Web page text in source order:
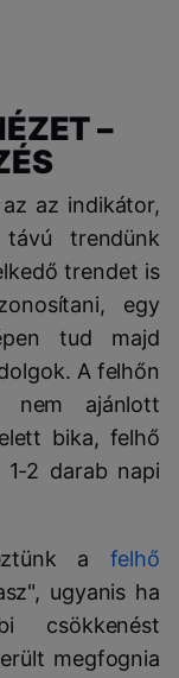
–
az indikátor,
trendünk
trendet is
egy
tud majd
A felhőn
nem ajánlott
bika, felhő
2 darab napi
a felhő
ugyanis ha
csökkenést
megfognia